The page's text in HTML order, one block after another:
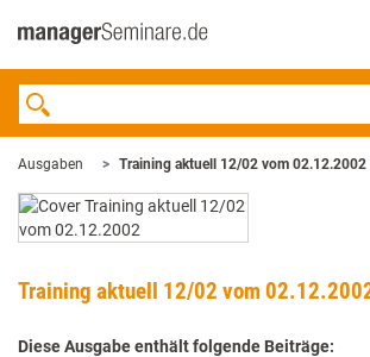
Ausgaben Training aktuell 12/02 vom 02.12.2002
Training aktuell 12/02 vom
Diese Ausgabe enthält folgende Beiträge: